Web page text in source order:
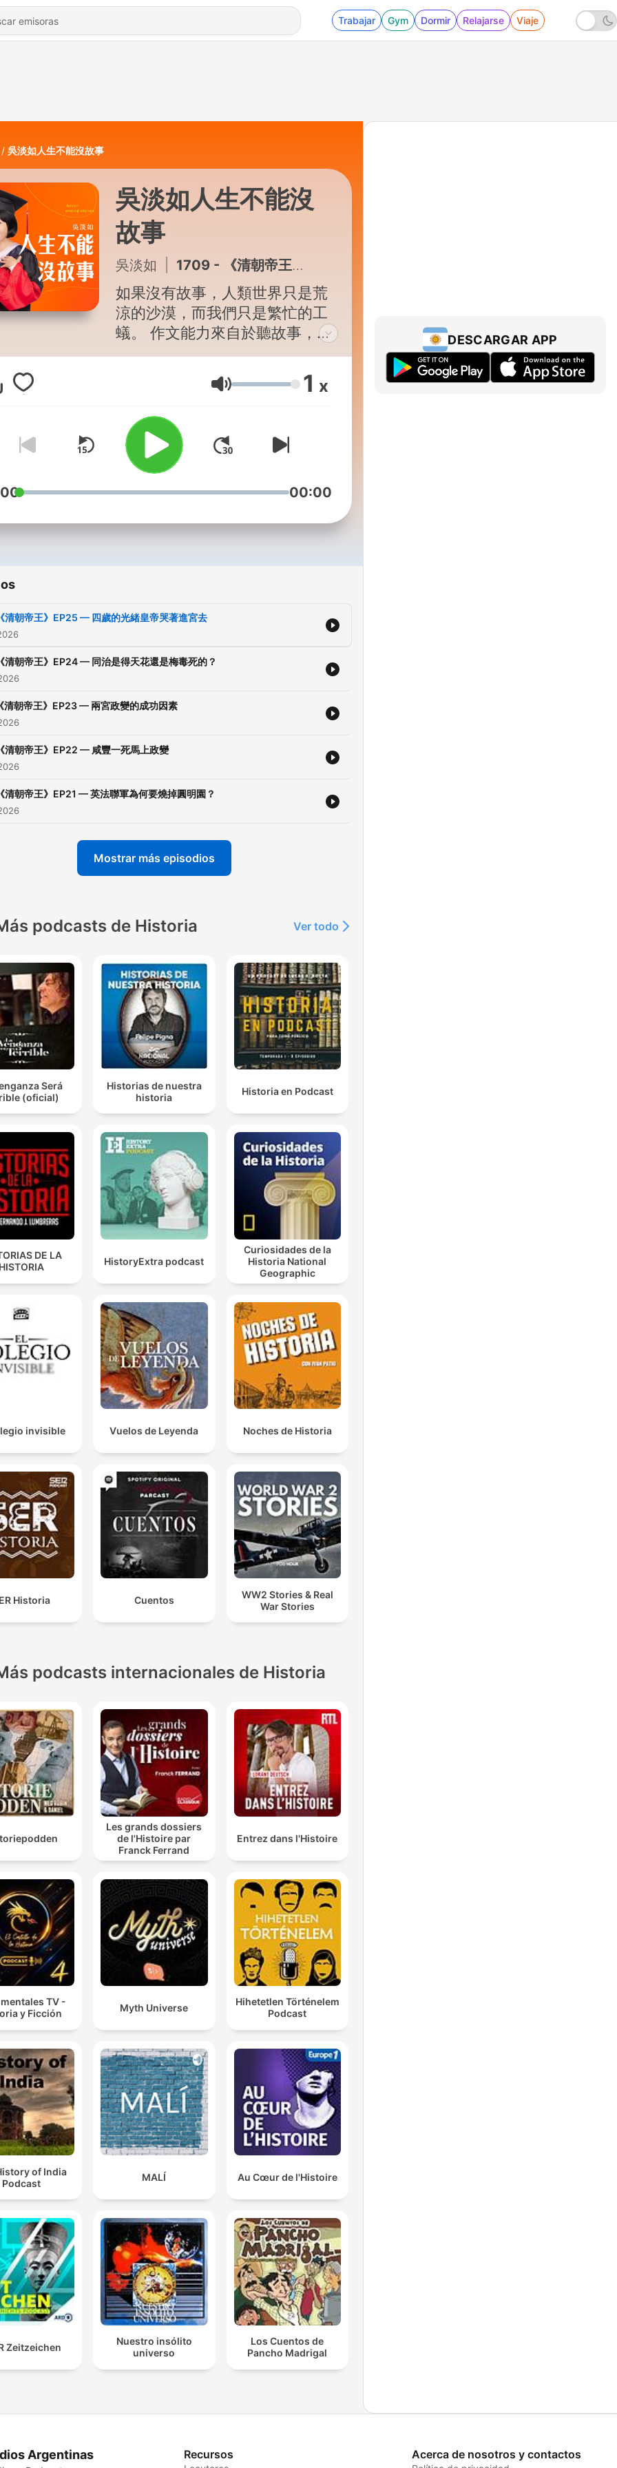
Trabajar Gym Dormir Relajarse Viaje
吳淡如人生不能沒故事
吳淡如人生不能沒
故事
吳淡如 1709 - 《清朝帝王》EP25 — 四歲的光緒皇帝哭著進宮去
如果沒有故事，人類世界只是荒
涼的沙漠，而我們只是繁忙的工
蟻。 作文能力來自於聽故事，生
命力也可以從故事中汲取！從古
典到現代，請讓我慢慢道來！ ※
合作邀約請洽：
etjoey@yahoo.com.tw --
Hosting provided by
SoundOn
Volumen 1 x
00:00
清朝帝王》EP25 — 四歲的光緒皇帝哭著進宮去
清朝帝王》EP24 — 同治是得天花還是梅毒死的？
清朝帝王》EP23 — 兩宮政變的成功因素
清朝帝王》EP22 — 咸豐一死馬上政變
清朝帝王》EP21 — 英法聯軍為何要燒掉圓明園？
Mostrar más episodios
podcasts de Historia Ver todo
Será
(oficial)
Historias de nuestra
historia
Historia en Podcast
DE LA
HistoryExtra podcast
Curiosidades de la
Historia National
Geographic
invisible Vuelos de Leyenda Noches de Historia
Historia Cuentos
WW2 Stories & Real
War Stories
podcasts internacionales de Historia
Les grands dossiers
de l'Histoire par
Franck Ferrand
Entrez dans l'Histoire
TV -
y Ficción
Myth Universe
Hihetetlen Történelem
Podcast
of India
Podcast
MALÍ Au Cœur de l'Histoire
Zeitzeichen
Nuestro insólito
universo
Los Cuentos de
Pancho Madrigal
DESCARGAR APP
Argentinas Recursos Acerca de nosotros y contactos